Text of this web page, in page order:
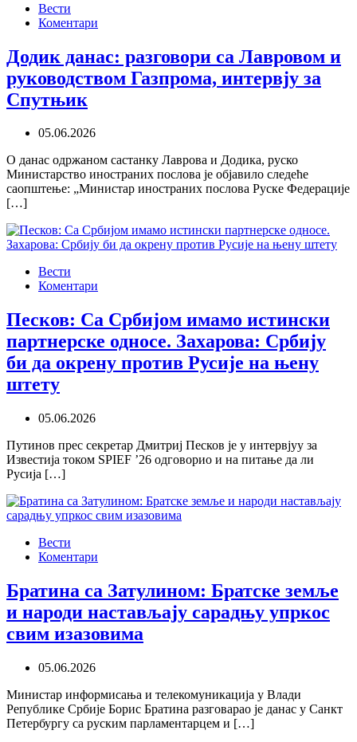
Вести
Коментари
Додик данас: разговори са Лавровом и
руководством Газпрома, интервју за
Спутњик
05.06.2026
О данас одржаном састанку Лаврова и Додика, руско
Mинистарство иностраних послова је објавило следеће
саопштење: „Mинистар иностраних послова Руске Федерације
[…]
Вести
Коментари
Песков: Са Србијом имамо истински
партнерске односе. Захарова: Србију
би да окрену против Русије на њену
штету
05.06.2026
Путинов прес секретар Дмитриј Песков је у интервјуу за
Известија током SPIEF ’26 одговорио и на питање да ли
Русија […]
Вести
Коментари
Братина са Затулином: Братске земље
и народи настављају сарадњу упркос
свим изазовима
05.06.2026
Министар информисања и телекомуникација у Влади
Републике Србије Борис Братина разговарао је данас у Санкт
Петербургу са руским парламентарцем и […]